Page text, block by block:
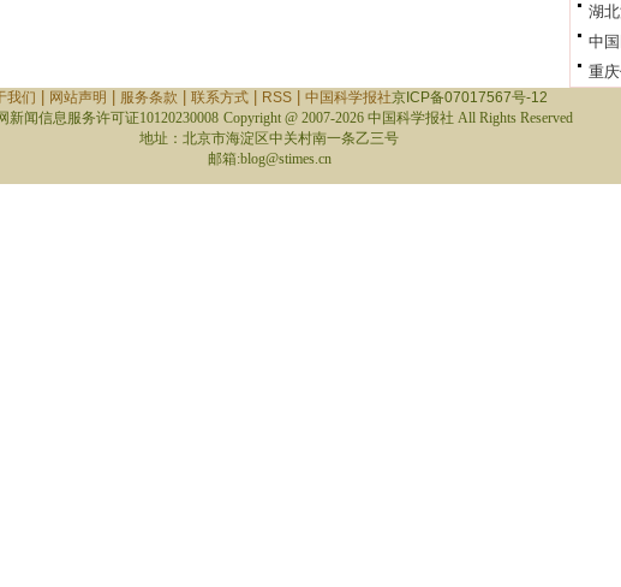
湖
中
重
我们 网站声明 服务条款 联系方式 RSS 中国科学报社京ICP备07017567号-12
新闻信息服务许可证10120230008 Copyright @ 2007-2026 中国科学报社 All Rights Reserved
地址：北京市海淀区中关村南一条乙三号
邮箱:blog@stimes.cn